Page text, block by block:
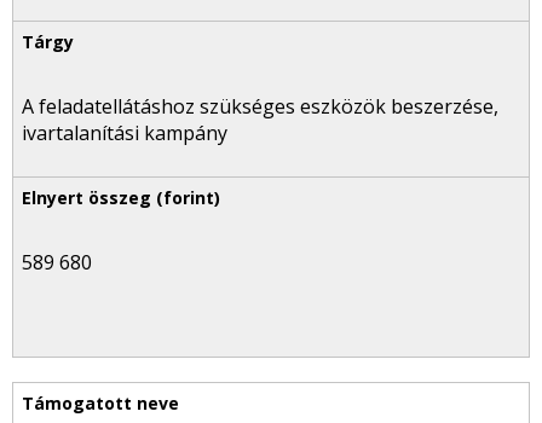
A feladatellátáshoz szükséges eszközök beszerzése,
ivartalanítási kampány
589 680